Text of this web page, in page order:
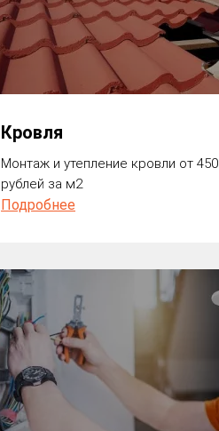
Кровля
Монтаж и утепление кровли от 450
рублей за м2
Подробнее